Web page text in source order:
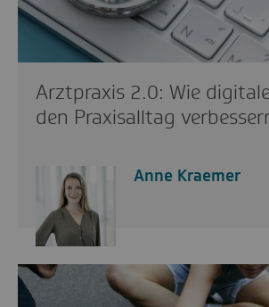
Arztpraxis 2.0: Wie
den Praxisalltag
Anne Kraemer